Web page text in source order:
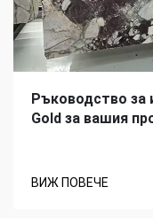
Ръководство за
Gold за вашия
ВИЖ ПОВЕЧЕ